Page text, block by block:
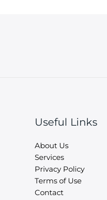
Useful Links
About Us
Services
Privacy Policy
Terms of Use
Contact